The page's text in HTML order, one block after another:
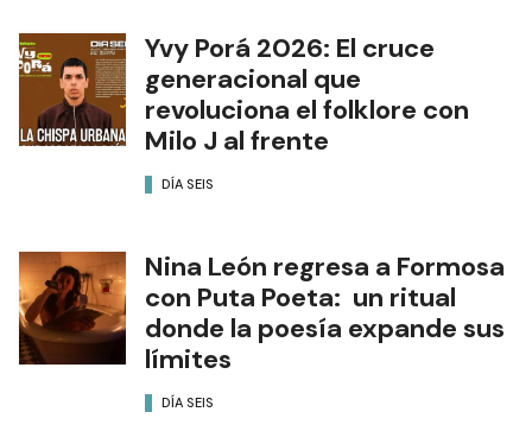
Yvy Porá 2026: El cruce
generacional que
revoluciona el folklore con
Milo J al frente
DÍA SEIS
Nina León regresa a Formosa
con Puta Poeta: un ritual
donde la poesía expande sus
límites
DÍA SEIS